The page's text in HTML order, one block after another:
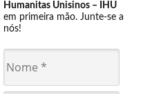
Humanitas Unisinos – IHU
em primeira mão. Junte-se a
nós!